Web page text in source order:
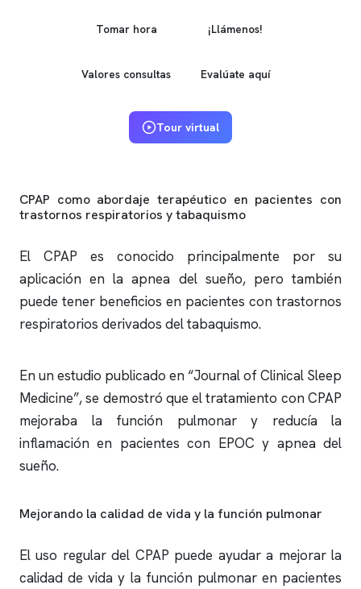
Tomar hora ¡Llámenos!
Valores consultas Evalúate aquí
Tour virtual
CPAP como abordaje terapéutico en pacientes con
trastornos respiratorios y tabaquismo
El CPAP es conocido principalmente por su
aplicación en laapnea del sueño, pero también
puede tener beneficios en pacientes con trastornos
respiratorios derivados del tabaquismo.
En un estudio publicado en “Journal of Clinical Sleep
Medicine”, se demostró que el tratamiento con CPAP
mejoraba la función pulmonar y reducía la
inflamación en pacientes con EPOC y apnea del
sueño.
Mejorando la calidad de vida y la función pulmonar
El uso regular del CPAP puede ayudar a mejorar la
calidad de vida y la función pulmonar en pacientes